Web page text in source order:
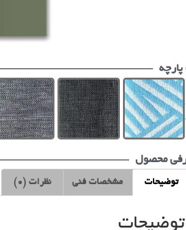
محصول
توضیحات مشخصات فنی نظرات (0)
توضیحات